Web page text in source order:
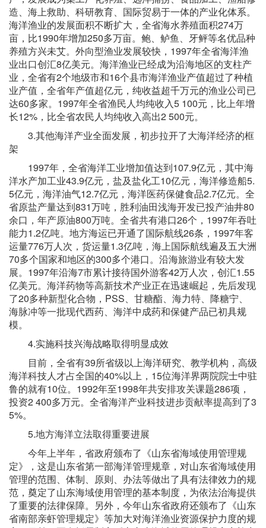
造、海上救助、科研教育、国际贸易于一体的产业化体系。
海洋渔业的发展面积不断扩大，全省海水养殖面积274万
亩，比1990年增加250多万亩。鲍、鲈鱼、牙鲆等名优品种
养殖方兴未艾。外向型渔业发展较快，1997年全省海洋渔
业出口创汇8亿美元。海洋渔业已经成为沿海地区的支柱产
业，全省有2个地级市和16个县市海洋渔业产值超过了种植
业产值，全省年产值超亿元，纯收益超千万元的渔业公司已
达60多家。1997年全省渔民人均纯收入5 100元，比上年增
长12%，比全省农民人均纯收入高出2 500元。
3.其他海洋产业全面发展，初步拉开了大海洋经济的框
架
1997年，全省海洋工业增加值达到107.9亿元，其中海
洋水产加工业43.9亿元，盐及盐化工10亿元，海洋修造船5.
5亿元，海洋油气12.7亿元，海洋医药保健食品2.7亿元。全
省原盐产量达到831万吨，胜利油田浅海开发已投产油井80
余口，年产原油800万吨。全省共有港口26个，1997年吞吐
能力1.2亿吨。地方海运已开通了国际航线26条，1997年客
运量776万人次，货运量1.3亿吨，海上国际航线遍及五大洲
70多个国家和地区的300多个港口。沿海旅游业有较大发
展。1997年沿海7市累计接待国外游客42万人次，创汇1.55
亿美元。海洋药物等高新技术产业正在迅速崛起，先后发现
了20多种新型化合物，PSS、甘糖酯、海力特、降糖宁、
海脉冲等一批现代西药、海洋中成药和保健产品已初具规
模。
4.实施科技兴海战略取得明显成效
目前，全省有39所省级以上海洋研究、教学机构，高级
海洋科技人才占全国的40%以上，15位海洋界两院院士中驻
鲁的就有10位。1992年至1998年共安排攻关课题286项，
投资2 400多万元。全省海洋产业科技进步贡献率提高到了3
5%。
5.地方海洋立法取得重要进展
今年上半年，省政府颁布了《山东省海域使用管理规
定》，这是山东省第一部海洋管理规章，对山东省海域使用
管理的范围、体制、原则、办法等做出了具有法律效力的规
范，奠定了山东海域使用管理的基本制度，为依法治海提供
了重要的法律保障。另外，今年山东省政府还颁布了《山东
省南部亲虾管理规定》等加大对海洋渔业资源保护力度的规